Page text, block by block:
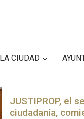
LA CIUDAD
JUSTIPROP, el
ciudadanía,